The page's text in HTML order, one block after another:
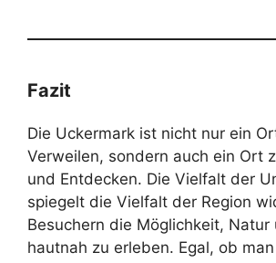
Fazit
Die Uckermark ist nicht nur ein
Verweilen, sondern auch ein Ort
und Entdecken. Die Vielfalt der
spiegelt die Vielfalt der Region
Besuchern die Möglichkeit, Natur
hautnah zu erleben. Egal, ob